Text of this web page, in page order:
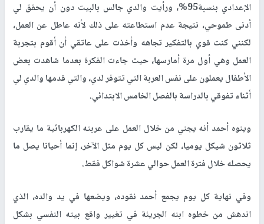
الإعدادي بنسبة95%، ورأيت والدي جالس بالبيت دون أن يحقق لي
أدنى طموحي، نتيجة عدم استطاعته على ذلك لأنه عاطل عن العمل،
لكنني كنت قوي بالتفكير تجاهه وأخذت على عاتقي أن أقوم بتجربة
العمل وهي أول مرة أمارسها، حيث جاءت الفكرة بعدما شاهدت بعض
الأطفال يعملون على نفس العربة التي تتوفر لدي، والتي قدمها والدي لي
أثناء تفوقي بالدراسة بالفصل الخامس الابتدائي.
وينوه أحمد أنه يجني من خلال العمل على عربته الكهربائية ما يقارب
ثلاثون شيكل يوميا، لكن ليس كل يوم مثل الآخر، إنما أحيانا يصل ما
يحصله خلال فترة العمل حوالي عشرة شواكل فقط.
وفي نهاية كل يوم يجمع أحمد نقوده، ويضعها في يد والده، الذي
اندهش من خطوه ابنه الجريئة في تغيير واقع بيته النفسي بشكل